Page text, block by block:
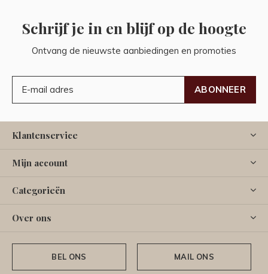
Schrijf je in en blijf op de hoogte
Ontvang de nieuwste aanbiedingen en promoties
ABONNEER
Klantenservice
Mijn account
Categorieën
Over ons
BEL ONS MAIL ONS